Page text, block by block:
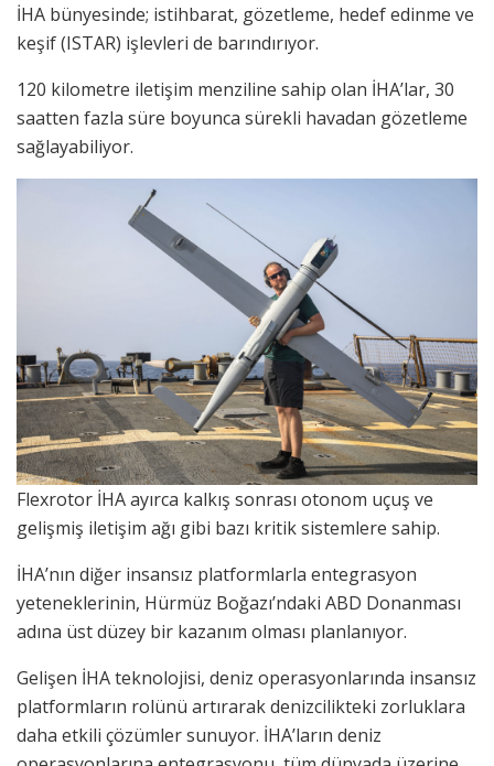
İHA bünyesinde; istihbarat, gözetleme, hedef edinme ve
keşif (ISTAR) işlevleri de barındırıyor.
120 kilometre iletişim menziline sahip olan İHA’lar, 30
saatten fazla süre boyunca sürekli havadan gözetleme
sağlayabiliyor.
Flexrotor İHA ayırca kalkış sonrası otonom uçuş ve
gelişmiş iletişim ağı gibi bazı kritik sistemlere sahip.
İHA’nın diğer insansız platformlarla entegrasyon
yeteneklerinin, Hürmüz Boğazı’ndaki ABD Donanması
adına üst düzey bir kazanım olması planlanıyor.
Gelişen İHA teknolojisi, deniz operasyonlarında insansız
platformların rolünü artırarak denizcilikteki zorluklara
daha etkili çözümler sunuyor. İHA’ların deniz